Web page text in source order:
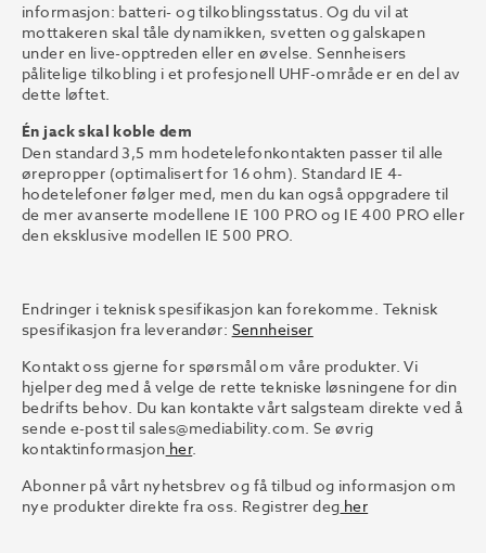
informasjon: batteri- og tilkoblingsstatus. Og du vil at
mottakeren skal tåle dynamikken, svetten og galskapen
under en live-opptreden eller en øvelse. Sennheisers
pålitelige tilkobling i et profesjonell UHF-område er en del av
dette løftet.
Én jack skal koble dem
Den standard 3,5 mm hodetelefonkontakten passer til alle
ørepropper (optimalisert for 16 ohm). Standard IE 4-
hodetelefoner følger med, men du kan også oppgradere til
de mer avanserte modellene IE 100 PRO og IE 400 PRO eller
den eksklusive modellen IE 500 PRO.
Endringer i teknisk spesifikasjon kan forekomme. Teknisk
spesifikasjon fra leverandør: Sennheiser
Kontakt oss gjerne for spørsmål om våre produkter. Vi
hjelper deg med å velge de rette tekniske løsningene for din
bedrifts behov. Du kan kontakte vårt salgsteam direkte ved å
sende e-post til sales@mediability.com. Se øvrig
kontaktinformasjon her.
Abonner på vårt nyhetsbrev og få tilbud og informasjon om
nye produkter direkte fra oss. Registrer deg her